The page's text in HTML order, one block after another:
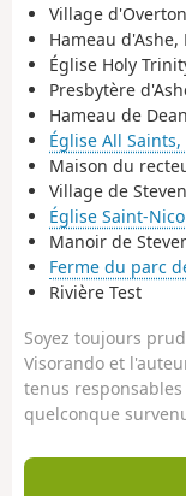
Village
Hameau
Église Holy
Presbytère
Hameau de
Église All
Maison du
Village de
Église Saint-
Manoir de
Ferme du parc
Rivière Test
Soyez toujours
Visorando et
tenus
quelconque